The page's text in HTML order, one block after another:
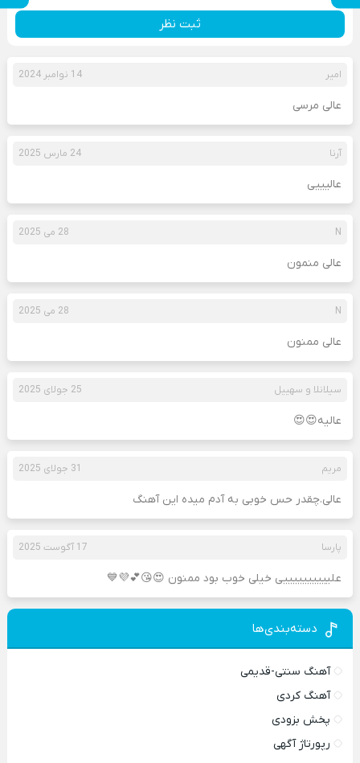
ثبت نظر
امیر 14 نوامبر 2024
عالی مرسی
آرنا 24 مارس 2025
عالیییی
N 28 می 2025
عالی منمون
N 28 می 2025
عالی ممنون
سیلانلا و سهییل 25 جولای 2025
عالیه😍😍
مریم 31 جولای 2025
عالی.چقدر حس خوبی به آدم میده این آهنگ
پارسا 17 آگوست 2025
علییییییییییی خیلی خوب بود ممنون 😍😘💕💜💙
دسته‌بندی‌ها
آهنگ سنتی-قدیمی
آهنگ کردی
پخش بزودی
رپورتاژ آگهی